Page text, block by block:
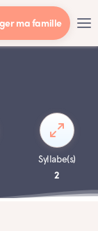
ma famille
Syllabe(s)
2